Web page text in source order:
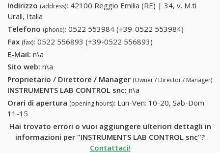
Indirizzo (address): 42100 Reggio Emilia (RE) | 34, v. M.ti
Urali, Italia
Telefono (phone): 0522 553984 (+39-0522 553984)
Fax (fax): 0522 556893 (+39-0522 556893)
E-Mail: n\a
Sito web: n\a
Proprietario / Direttore / Manager (Owner / Director / Manager)
INSTRUMENTS LAB CONTROL snc: n\a
Orari di apertura (opening hours): Lun-Ven: 10-20, Sab-Dom:
11-15
Hai trovato errori o vuoi aggiungere ulteriori dettagli in
informazioni per "INSTRUMENTS LAB CONTROL snc"?
Contattaci!